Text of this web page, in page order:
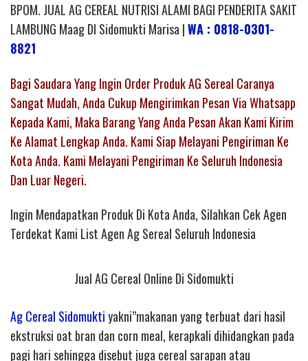
BPOM. JUAL AG CEREAL NUTRISI ALAMI BAGI PENDERITA SAKIT
LAMBUNG Maag DI Sidomukti Marisa |WA : 0818-0301-
8821
Bagi Saudara Yang Ingin Order Produk AG Sereal Caranya
Sangat Mudah, Anda Cukup Mengirimkan Pesan Via Whatsapp
Kepada Kami, Maka Barang Yang Anda Pesan Akan Kami Kirim
Ke Alamat Lengkap Anda. Kami Siap Melayani Pengiriman Ke
Kota Anda. Kami Melayani Pengiriman Ke Seluruh Indonesia
Dan Luar Negeri.
Ingin Mendapatkan Produk Di Kota Anda, Silahkan Cek Agen
Terdekat Kami List Agen Ag Sereal Seluruh Indonesia
Jual AG Cereal Online Di Sidomukti
Ag Cereal Sidomuktiyakni”makanan yang terbuat dari hasil
ekstruksi oat bran dan corn meal, kerapkali dihidangkan pada
pagi hari sehingga disebut juga cereal sarapan atau